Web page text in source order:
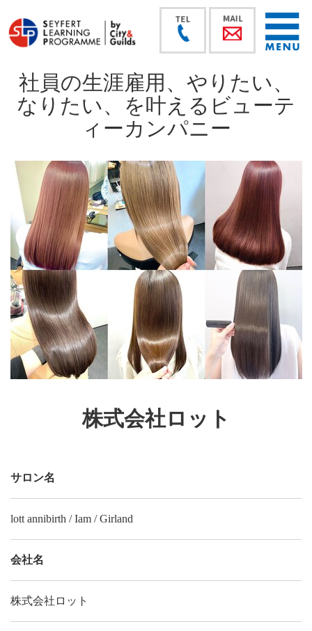
社員の生涯雇用、やりたい、
なりたい、を叶えるビューテ
ィーカンパニー
株式会社ロット
サロン名
lott annibirth / Iam / Girland
会社名
株式会社ロット